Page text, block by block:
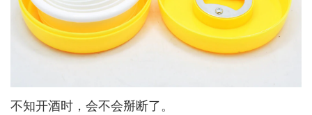
不知开酒时，会不会掰断了。